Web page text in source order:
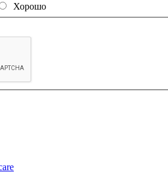
Хорошо